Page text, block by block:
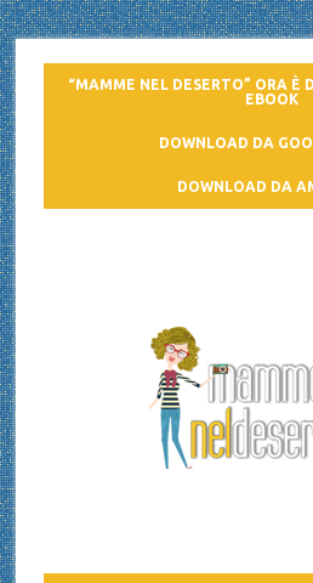
“MAMME NEL DESERTO” ORA È
EBOOK
DOWNLOAD DA
DOWNLOAD DA